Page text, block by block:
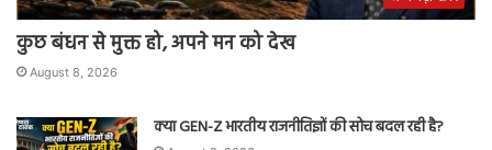
कुछ बंधन से मुक्त हो, अपने मन को देख
August 8, 2026
क्या GEN-Z भारतीय राजनीतिज्ञों की सोच बदल रही है?